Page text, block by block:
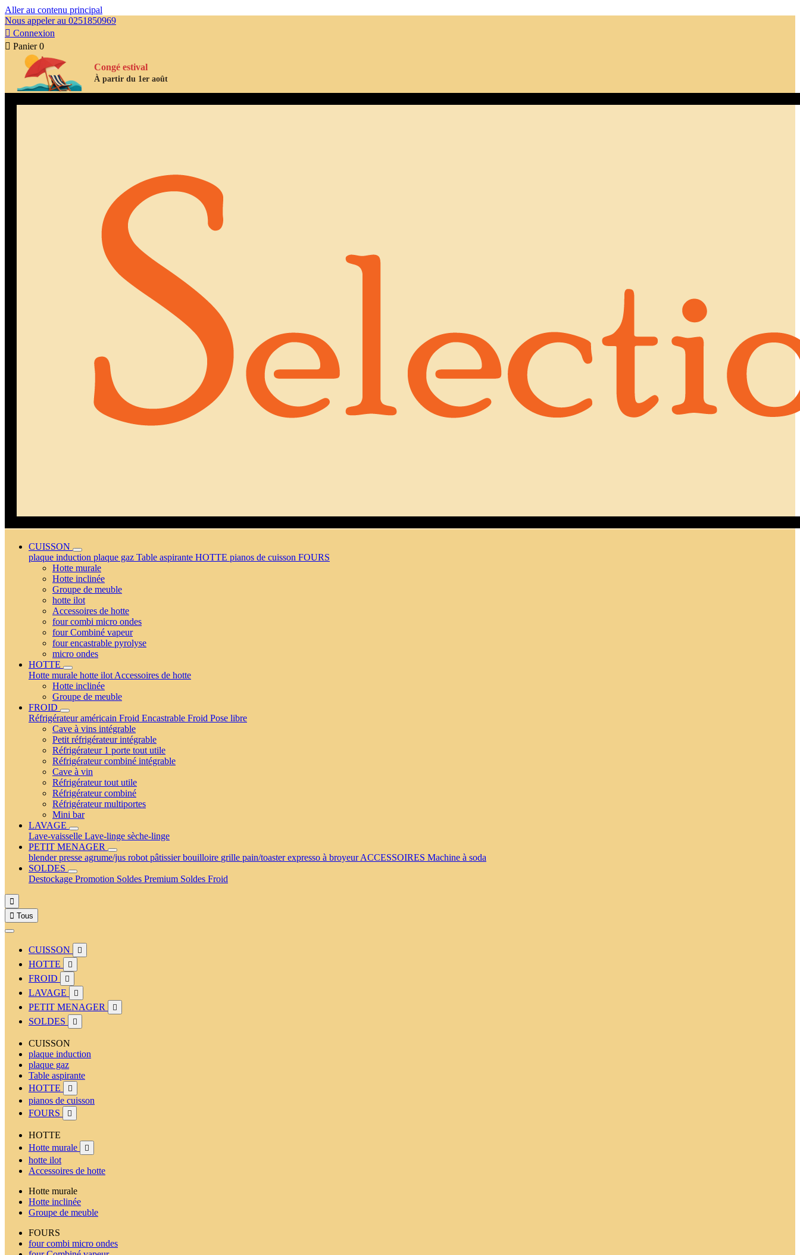
Aller au contenu principal
Nous appeler au 0251850969
 Connexion
 Panier 0
Congé estival
À partir du 1er août
CUISSON
plaque induction plaque gaz Table aspirante HOTTE pianos de cuisson FOURS
Hotte murale
Hotte inclinée
Groupe de meuble
hotte ilot
Accessoires de hotte
four combi micro ondes
four Combiné vapeur
four encastrable pyrolyse
micro ondes
HOTTE
Hotte murale hotte ilot Accessoires de hotte
Hotte inclinée
Groupe de meuble
FROID
Réfrigérateur américain Froid Encastrable Froid Pose libre
Cave à vins intégrable
Petit réfrigérateur intégrable
Réfrigérateur 1 porte tout utile
Réfrigérateur combiné intégrable
Cave à vin
Réfrigérateur tout utile
Réfrigérateur combiné
Réfrigérateur multiportes
Mini bar
LAVAGE
Lave-vaisselle Lave-linge sèche-linge
PETIT MENAGER
blenderpresse agrume/jus robot pâtissierbouilloire grille pain/toasterexpresso à broyeurACCESSOIRES Machine à soda
SOLDES
Destockage Promotion Soldes Premium Soldes Froid

 Tous
CUISSON 
HOTTE 
FROID 
LAVAGE 
PETIT MENAGER 
SOLDES 
CUISSON
plaque induction
plaque gaz
Table aspirante
HOTTE

pianos de cuisson
FOURS

HOTTE
Hotte murale

hotte ilot
Accessoires de hotte
Hotte murale
Hotte inclinée
Groupe de meuble
FOURS
four combi micro ondes